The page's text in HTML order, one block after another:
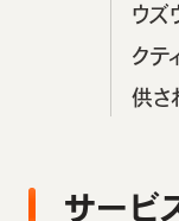
ウズ
クテ
供さ
サービ